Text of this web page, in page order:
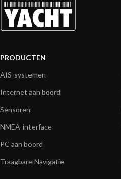
PRODUCTEN
AIS-systemen
Internet aan boord
Sensoren
NMEA-interface
PC aan boord
Traagbare Navigatie